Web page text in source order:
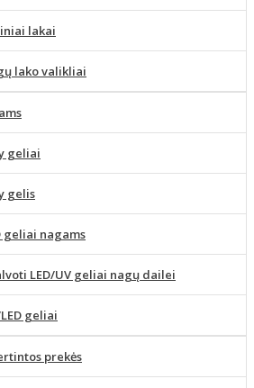
lakai
lako valikliai
geliai
gelis
geliai nagams
LED/UV geliai nagų dailei
geliai
prekės